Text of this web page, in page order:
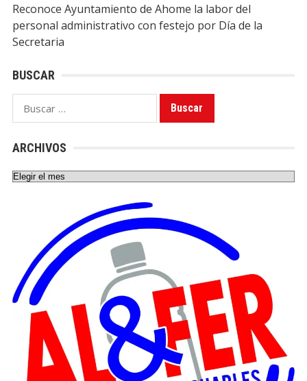
Reconoce Ayuntamiento de Ahome la labor del
personal administrativo con festejo por Día de la
Secretaria
BUSCAR
Buscar:
ARCHIVOS
Archivos